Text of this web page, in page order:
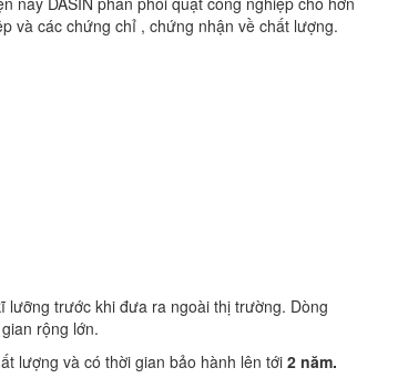
và các chứng chỉ , chứng nhận về chất lượng.
lưỡng trước khi đưa ra ngoài thị trường. Dòng
rộng lớn.
lượng và có thời gian bảo hành lên tới 2 năm.